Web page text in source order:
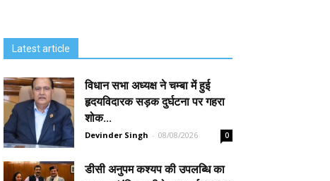
Latest article
विधान सभा अध्यक्ष ने चम्बा में हुई
हृदयविदारक सड़क दुर्घटना पर गहरा
शोक...
Devinder Singh - 08/08/2026 0
डीसी अनुपम कश्यप की उपलब्धि का